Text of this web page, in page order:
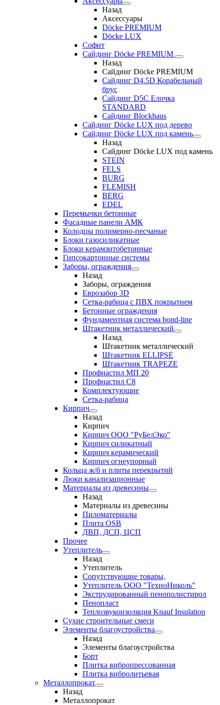
Назад
Аксессуары
Döcke PREMIUM
Döcke LUX
Софит
Сайдинг Döcke PREMIUM
Назад
Сайдинг Döcke PREMIUM
Сайдинг D4.5D Корабельный
брус
Сайдинг D5С Елочка
STANDARD
Сайдинг Blockhaus
Сайдинг Döcke LUX под дерево
Сайдинг Döcke LUX под камень
Назад
Сайдинг Döcke LUX под камень
STEIN
FELS
BURG
FLEMISH
BERG
EDEL
Перемычки бетонные
Фасадные панели АМК
Колодцы полимерно-песчаные
Блоки газосиликатные
Блоки керамзитобетонные
Гипсокартонные системы
Заборы, ограждения
Назад
Заборы, ограждения
Еврозабор 3D
Сетка-рабица с ПВХ покрытием
Бетонные ограждения
Фундаментная система bond-line
Штакетник металлический
Назад
Штакетник металлический
Штакетник ELLIPSE
Штакетник TRAPEZE
Профнастил МП 20
Профнастил С8
Комплектующие
Сетка-рабица
Кирпич
Назад
Кирпич
Кирпич ООО "РуБелЭко"
Кирпич силикатный
Кирпич керамический
Кирпич огнеупорный
Кольца ж/б и плиты перекрытий
Люки канализационные
Материалы из древесины
Назад
Материалы из древесины
Пиломатериалы
Плита OSB
ДВП, ДСП, ЦСП
Прочее
Утеплитель
Назад
Утеплитель
Сопутствующие товары,
Утеплитель ООО "ТехноНиколь"
Экструдированный пенополистирол
Пенопласт
Теплозвукоизоляция Knauf Insulation
Сухие строительные смеси
Элементы благоустройства
Назад
Элементы благоустройства
Борт
Плитка вибропрессованная
Плитка вибролитьевая
Металлопрокат
Назад
Металлопрокат